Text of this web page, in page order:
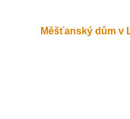
Měšťanský dům v